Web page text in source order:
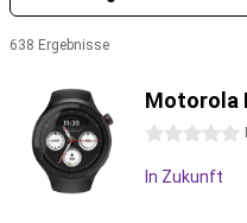
638 Ergebnisse
Motorola
0 Sterne
In Zukunft